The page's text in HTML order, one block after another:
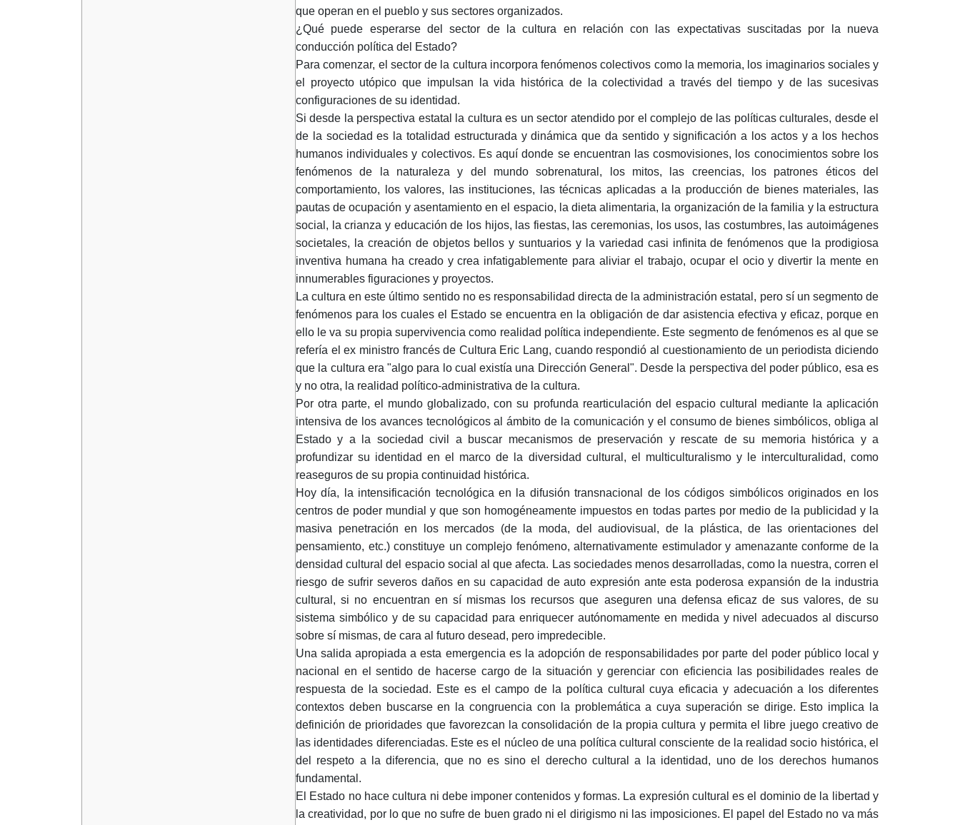
que operan en el pueblo y sus sectores organizados.
¿Qué puede esperarse del sector de la cultura en relación con las expectativas suscitadas por la nueva
conducción política del Estado?
Para comenzar, el sector de la cultura incorpora fenómenos colectivos como la memoria, los imaginarios sociales y
el proyecto utópico que impulsan la vida histórica de la colectividad a través del tiempo y de las sucesivas
configuraciones de su identidad.
Si desde la perspectiva estatal la cultura es un sector atendido por el complejo de las políticas culturales, desde el
de la sociedad es la totalidad estructurada y dinámica que da sentido y significación a los actos y a los hechos
humanos individuales y colectivos. Es aquí donde se encuentran las cosmovisiones, los conocimientos sobre los
fenómenos de la naturaleza y del mundo sobrenatural, los mitos, las creencias, los patrones éticos del
comportamiento, los valores, las instituciones, las técnicas aplicadas a la producción de bienes materiales, las
pautas de ocupación y asentamiento en el espacio, la dieta alimentaria, la organización de la familia y la estructura
social, la crianza y educación de los hijos, las fiestas, las ceremonias, los usos, las costumbres, las autoimágenes
societales, la creación de objetos bellos y suntuarios y la variedad casi infinita de fenómenos que la prodigiosa
inventiva humana ha creado y crea infatigablemente para aliviar el trabajo, ocupar el ocio y divertir la mente en
innumerables figuraciones y proyectos.
La cultura en este último sentido no es responsabilidad directa de la administración estatal, pero sí un segmento de
fenómenos para los cuales el Estado se encuentra en la obligación de dar asistencia efectiva y eficaz, porque en
ello le va su propia supervivencia como realidad política independiente. Este segmento de fenómenos es al que se
refería el ex ministro francés de Cultura Eric Lang, cuando respondió al cuestionamiento de un periodista diciendo
que la cultura era "algo para lo cual existía una Dirección General". Desde la perspectiva del poder público, esa es
y no otra, la realidad político-administrativa de la cultura.
Por otra parte, el mundo globalizado, con su profunda rearticulación del espacio cultural mediante la aplicación
intensiva de los avances tecnológicos al ámbito de la comunicación y el consumo de bienes simbólicos, obliga al
Estado y a la sociedad civil a buscar mecanismos de preservación y rescate de su memoria histórica y a
profundizar su identidad en el marco de la diversidad cultural, el multiculturalismo y le interculturalidad, como
reaseguros de su propia continuidad histórica.
Hoy día, la intensificación tecnológica en la difusión transnacional de los códigos simbólicos originados en los
centros de poder mundial y que son homogéneamente impuestos en todas partes por medio de la publicidad y la
masiva penetración en los mercados (de la moda, del audiovisual, de la plástica, de las orientaciones del
pensamiento, etc.) constituye un complejo fenómeno, alternativamente estimulador y amenazante conforme de la
densidad cultural del espacio social al que afecta. Las sociedades menos desarrolladas, como la nuestra, corren el
riesgo de sufrir severos daños en su capacidad de auto expresión ante esta poderosa expansión de la industria
cultural, si no encuentran en sí mismas los recursos que aseguren una defensa eficaz de sus valores, de su
sistema simbólico y de su capacidad para enriquecer autónomamente en medida y nivel adecuados al discurso
sobre sí mismas, de cara al futuro desead, pero impredecible.
Una salida apropiada a esta emergencia es la adopción de responsabilidades por parte del poder público local y
nacional en el sentido de hacerse cargo de la situación y gerenciar con eficiencia las posibilidades reales de
respuesta de la sociedad. Este es el campo de la política cultural cuya eficacia y adecuación a los diferentes
contextos deben buscarse en la congruencia con la problemática a cuya superación se dirige. Esto implica la
definición de prioridades que favorezcan la consolidación de la propia cultura y permita el libre juego creativo de
las identidades diferenciadas. Este es el núcleo de una política cultural consciente de la realidad socio histórica, el
del respeto a la diferencia, que no es sino el derecho cultural a la identidad, uno de los derechos humanos
fundamental.
El Estado no hace cultura ni debe imponer contenidos y formas. La expresión cultural es el dominio de la libertad y
la creatividad, por lo que no sufre de buen grado ni el dirigismo ni las imposiciones. El papel del Estado no va más